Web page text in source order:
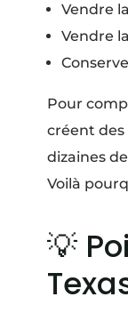
Vendre
Vendre
Pour
créent des
dizaines
Voilà
💡